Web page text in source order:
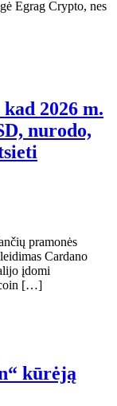
Egrag Crypto, nes
2026 m.
nurodo,
pramonės
Cardano
įdomi
[…]
kūrėją